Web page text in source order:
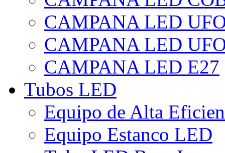
CAMPANA LED
CAMPANA LED
CAMPANA LED E27
Tubos LED
Equipo de Alta
Equipo Estanco LED